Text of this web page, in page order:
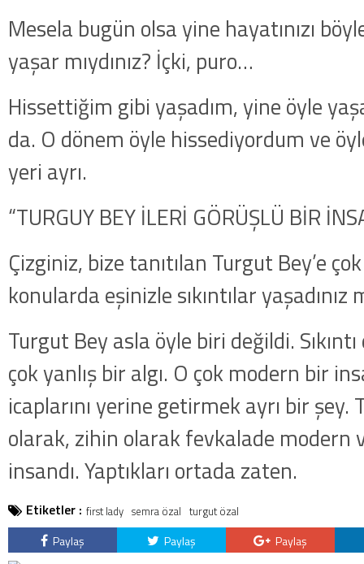
Mesela bugün olsa yine hayatınızı
yaşar mıydınız? İçki, puro…
Hissettiğim gibi yaşadım, yine öyle
da. O dönem öyle hissediyordum ve
yeri ayrı.
“TURGUY BEY İLERİ GÖRÜŞLÜ BİR
Çizginiz, bize tanıtılan Turgut Bey’e
konularda eşinizle sıkıntılar yaşadınız
Turgut Bey asla öyle biri değildi.
çok yanlış bir algı. O çok modern bir
icaplarını yerine getirmek ayrı bir
olarak, zihin olarak fevkalade modern
insandı. Yaptıkları ortada zaten.
Etiketler : first lady semra özal turgut özal
Paylaş Paylaş Paylaş